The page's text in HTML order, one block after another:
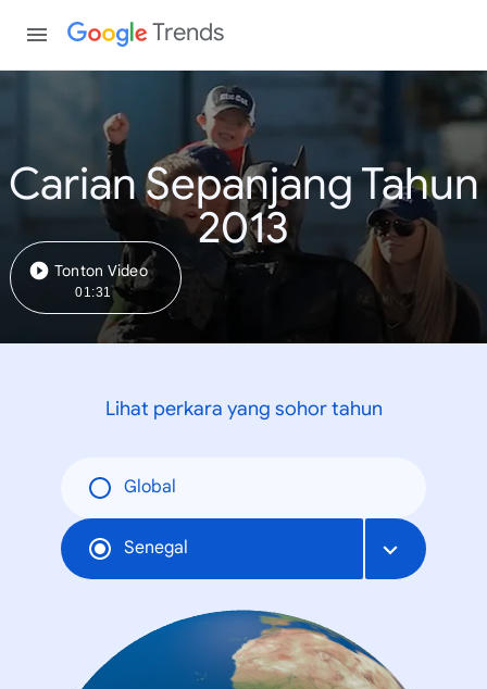
Trends
Carian Sepanjang Tahun
2013
Tonton Video
01:31
Lihat perkara yang sohor tahun
Global
Senegal